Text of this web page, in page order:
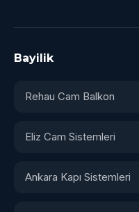
Bayilik
Rehau Cam Balkon
Eliz Cam Sistemleri
Ankara Kapı Sistemleri